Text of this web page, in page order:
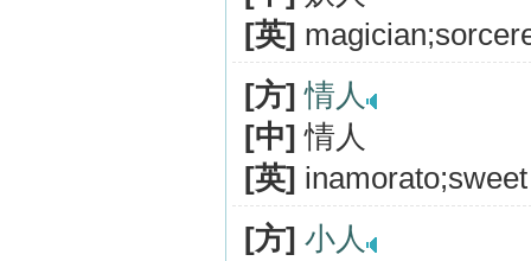
[英]
[方] 情人
[中] 情人
[英]
[方] 小人